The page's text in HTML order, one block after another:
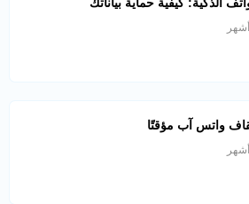
واتس آب مؤقتًا